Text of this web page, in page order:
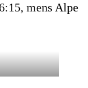
mens Alpe